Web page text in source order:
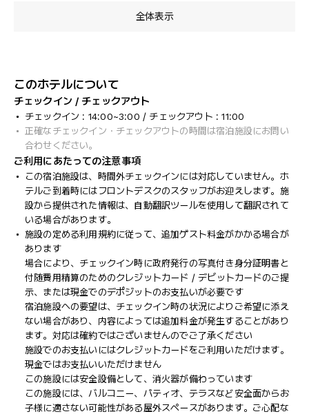
全体表示
このホテルについて
チェックイン / チェックアウト
チェックイン : 14:00~3:00 / チェックアウト : 11:00
正確なチェックイン・チェックアウトの時間は宿泊施設にお問い
合わせください。
ご利用にあたっての注意事項
この宿泊施設は、時間外チェックインには対応していません。ホ
テルご到着時にはフロントデスクのスタッフがお迎えします。施
設から提供された情報は、自動翻訳ツールを使用して翻訳されて
いる場合があります。
施設の定める利用規約に従って、追加ゲスト料金がかかる場合が
あります
場合により、チェックイン時に政府発行の写真付き身分証明書と
付随費用精算のためのクレジットカード / デビットカードのご提
示、または現金でのデポジットのお支払いが必要です
宿泊施設への要望は、チェックイン時の状況によりご希望に添え
ない場合があり、内容によっては追加料金が発生することがあり
ます。対応は確約ではございませんのでご了承ください
施設でのお支払いにはクレジットカードをご利用いただけます。
現金ではお支払いいただけません
この施設には安全設備として、消火器が備わっています
この施設には、バルコニー、パティオ、テラスなど安全面からお
子様に適さない可能性がある屋外スペースがあります。ご心配な